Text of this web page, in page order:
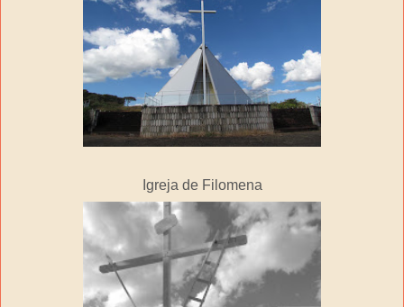
Igreja de Filomena